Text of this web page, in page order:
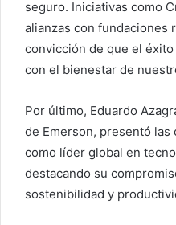
seguro. Iniciativas como
alianzas con fundaciones
convicción de que el
con el bienestar de
Por último, Eduardo
de Emerson, presentó las
como líder global en
destacando su
sostenibilidad y